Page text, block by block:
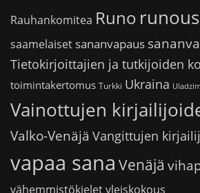
Rauhankomitea Runo runous
saamelaiset sananvapaus
Tietokirjoittajien ja tutkijoiden
toimintakertomus Turkki Ukraina
Vainottujen
Valko-Venäjä Vangittujen
vapaa sana Venäjä
vähemmistökieletyleiskokous